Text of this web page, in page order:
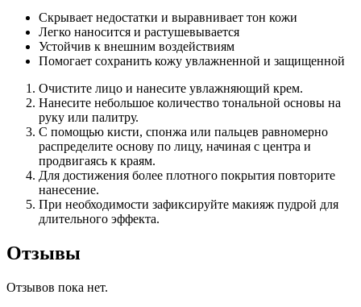
Скрывает недостатки и выравнивает тон кожи
Легко наносится и растушевывается
Устойчив к внешним воздействиям
Помогает сохранить кожу увлажненной и защищенной
Очистите лицо и нанесите увлажняющий крем.
Нанесите небольшое количество тональной основы на
руку или палитру.
С помощью кисти, спонжа или пальцев равномерно
распределите основу по лицу, начиная с центра и
продвигаясь к краям.
Для достижения более плотного покрытия повторите
нанесение.
При необходимости зафиксируйте макияж пудрой для
длительного эффекта.
Отзывы
Отзывов пока нет.